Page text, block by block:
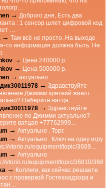
→ Доброго дня, Есть два
: 1 сенсор шлет цифровой код
…
→ Там всё не просто. На выходе
то информация должна быть. Не
→ Цена 240000 р.
→ Цена 500000 р.
→ актуально
→ Здравствуйте
Джимми крепкий живот
Наберите ватца…
→ Здравствуйте
по Джимми актуально?
ватцап +77762999…
→ Актуально . Торг.
→ Актуально . Ключ на одну игру
vtorio.ru/equipment/topic/3609…
→ Актуально
vtorio.ru/equipment/topic/36810/
→ Коллеги, как сейчас решаете
с проверкой Гостехнадзора и